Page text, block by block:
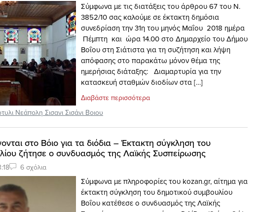
Σύμφωνα με τις διατάξεις του άρθρου 67 του Ν.
3852/10 σας καλούμε σε έκτακτη δημόσια
συνεδρίαση την 31η του μηνός Μαΐου 2018 ημέρα
Πέμπτη και ώρα 14.00 στο Δημαρχείο του Δήμου
Βοΐου στη Σιάτιστα για τη συζήτηση και λήψη
απόφασης στο παρακάτω μόνον θέμα της
ημερήσιας διάταξης: Διαμαρτυρία για την
κατασκευή σταθμών διοδίων στα […]
Διαβάστε περισσότερα
Νεάπολη Σισανι Σισάνι Βοιου
στο Βόιο για τα διόδια – Έκτακτη σύγκληση του
ζήτησε ο συνδυασμός της Λαϊκής Συσπείρωσης
6 σχόλια
Σύμφωνα με πληροφορίες του kozan.gr, αίτημα για
έκτακτη σύγκληση του δημοτικού συμβουλίου
Βοΐου κατέθεσε ο συνδυασμός της Λαϊκής